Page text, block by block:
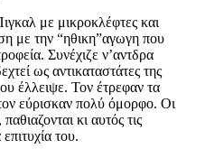
με μικροκλέφτες και
με την “ηθικη”αγωγη που
Συνέχιζε ν’αντδρα
ως αντικαταστάτες της
έλλειψε. Τον έτρεφαν τα
τον εύρισκαν πολύ όμορφο. Οι
κι αυτός τις
του.